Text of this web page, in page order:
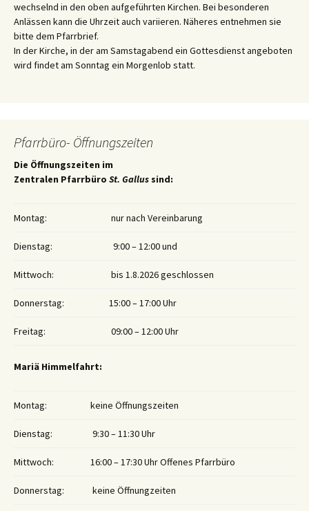
wechselnd in den oben aufgeführten Kirchen. Bei besonderen
Anlässen kann die Uhrzeit auch variieren. Näheres entnehmen sie
bitte dem Pfarrbrief.
In der Kirche, in der am Samstagabend ein Gottesdienst angeboten
wird findet am Sonntag ein Morgenlob statt.
Pfarrbüro- Öffnungszeiten
Die Öffnungszeiten im
Zentralen Pfarrbüro St. Gallus sind:
Montag: nur nach Vereinbarung
Dienstag: 9:00 – 12:00 und
Mittwoch: bis 1.8.2026 geschlossen
Donnerstag: 15:00 – 17:00 Uhr
Freitag: 09:00 – 12:00 Uhr
Mariä Himmelfahrt:
Montag: keine Öffnungszeiten
Dienstag: 9:30 – 11:30 Uhr
Mittwoch: 16:00 – 17:30 Uhr Offenes Pfarrbüro
Donnerstag: keine Öffnungzeiten